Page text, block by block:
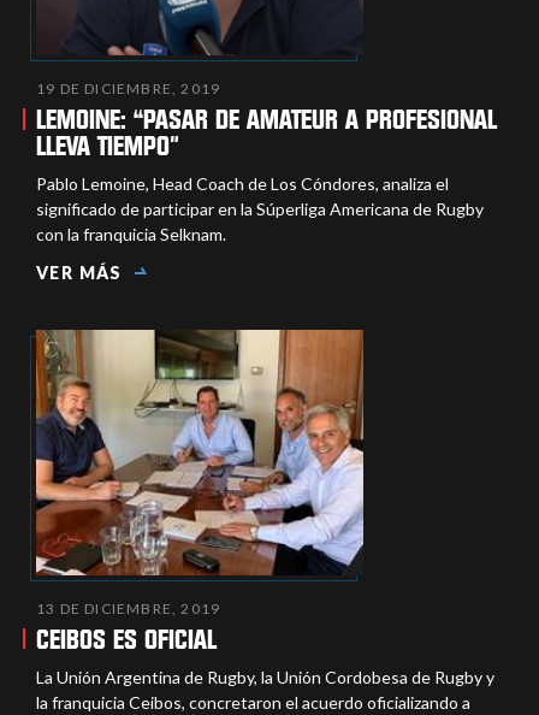
19 DE DICIEMBRE, 2019
LEMOINE: “PASAR DE AMATEUR A PROFESIONAL
LLEVA TIEMPO"
Pablo Lemoine, Head Coach de Los Cóndores, analiza el
significado de participar en la Súperliga Americana de Rugby
con la franquicia Selknam.
VER MÁS
13 DE DICIEMBRE, 2019
CEIBOS ES OFICIAL
La Unión Argentina de Rugby, la Unión Cordobesa de Rugby y
la franquicia Ceibos, concretaron el acuerdo oficializando a